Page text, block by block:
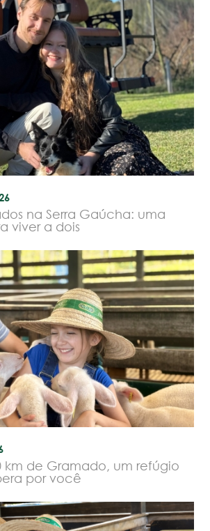
na Serra Gaúcha: uma
viver a dois
km de Gramado, um refúgio
por você